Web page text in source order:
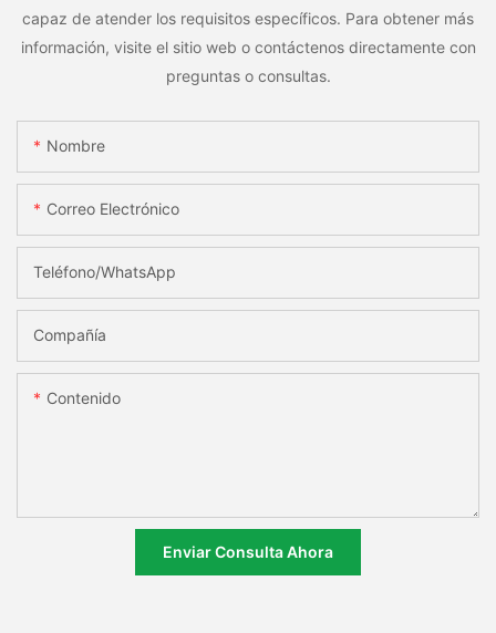
capaz de atender los requisitos específicos. Para obtener más
información, visite el sitio web o contáctenos directamente con
preguntas o consultas.
Nombre
Correo Electrónico
Teléfono/WhatsApp
Compañía
Contenido
Enviar Consulta Ahora